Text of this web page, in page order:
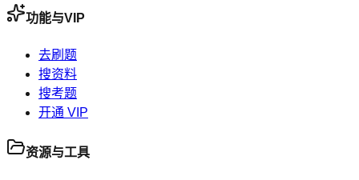
功能与VIP
去刷题
搜资料
搜考题
开通 VIP
资源与工具